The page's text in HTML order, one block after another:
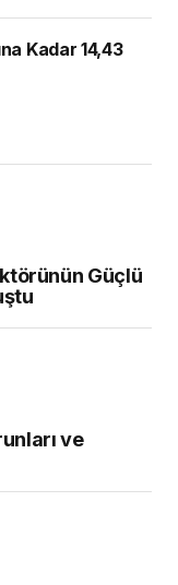
Kadar 14,43
Güçlü
ve